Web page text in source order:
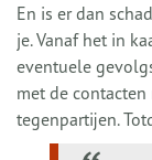
En is er dan
je. Vanaf het in
eventuele
met de
tegenpartijen.